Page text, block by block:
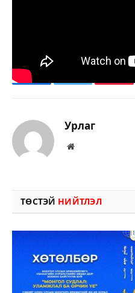
FacebookTwitter
Урлаг
Вэбсайт
ТӨСТЭЙ НИЙТЛЭЛ